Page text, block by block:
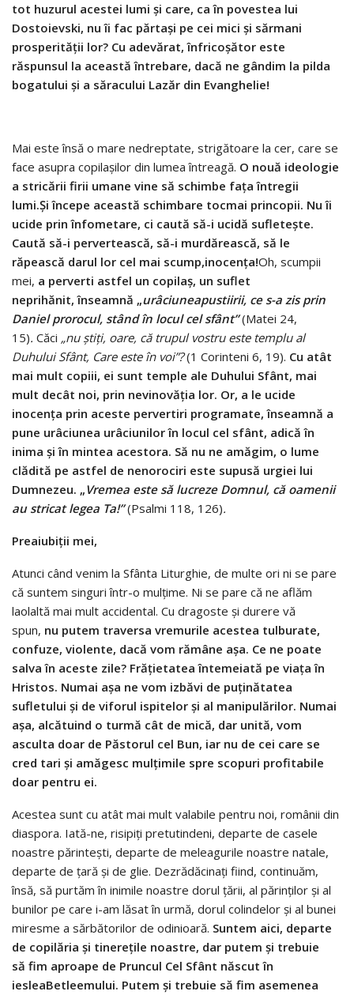
tot huzurul acestei lumi și care, ca în povestea lui
Dostoievski, nu îi fac părtași pe cei mici și sărmani
prosperității lor? Cu adevărat, înfricoșător este
răspunsul la această întrebare, dacă ne gândim la pilda
bogatului și a săracului Lazăr din Evanghelie!
Mai este însă o mare nedreptate, strigătoare la cer, care se
face asupra copilașilor din lumea întreagă. O nouă ideologie
a stricării firii umane vine să schimbe fațaîntregii
lumi.Șiîncepe această schimbare tocmai princopii. Nu îi
ucide prinînfometare, ci caută să-i ucidă sufletește.
Caută să-i pervertească, să-i murdărească, să le
răpească darul lor cel mai scump,inocența!Oh, scumpii
mei, a perverti astfel un copilaș, un suflet
neprihănit, înseamnă „urâciuneapustiirii, ce s-a zis prin
Daniel prorocul, stândîn locul cel sfânt”(Matei 24,
15). Căci „nuștiți, oare, că trupul vostru este templu al
Duhului Sfânt, Care este în voi”?(1 Corinteni 6, 19). Cu atât
mai mult copiii, ei sunt temple ale Duhului Sfânt, mai
mult decât noi, prin nevinovăția lor. Or, a le ucide
inocența prin aceste pervertiri programate, înseamnă a
pune urâciunea urâciunilor în locul cel sfânt, adică în
inima și în mintea acestora. Să nu ne amăgim, o lume
clădită pe astfel de nenorociri este supusă urgiei lui
Dumnezeu. „Vremea este să lucreze Domnul, că oamenii
au stricat legea Ta!”(Psalmi 118, 126).
Preaiubiții mei,
Atunci când venim la Sfânta Liturghie, de multe ori ni se pare
că suntem singuri într-o mulțime. Ni se pare că ne aflăm
laolaltă mai mult accidental. Cu dragoste și durere vă
spun, nu putem traversa vremurile acestea tulburate,
confuze, violente, dacă vom rămâne așa. Ce ne poate
salva în aceste zile? Frățietatea întemeiată pe viața în
Hristos. Numai așa ne vom izbăvi de puținătatea
sufletului și de viforul ispitelor și al manipulărilor. Numai
așa, alcătuind o turmă cât de mică, dar unită, vom
asculta doar de Păstorul cel Bun, iar nu de cei care se
cred tari și amăgesc mulțimile spre scopuri profitabile
doar pentru ei.
Acestea sunt cu atât mai mult valabile pentru noi, românii din
diaspora. Iată-ne, risipiți pretutindeni, departe de casele
noastre părintești, departe de meleagurile noastre natale,
departe de țară și de glie. Dezrădăcinați fiind, continuăm,
însă, să purtăm în inimile noastre dorul țării, al părinților și al
bunilor pe care i-am lăsat în urmă, dorul colindelor și al bunei
miresme a sărbătorilor de odinioară. Suntem aici, departe
de copilăria și tinerețile noastre, dar putem și trebuie
să fim aproape de Pruncul Cel Sfânt născutîn
iesleaBetleemului. Putem și trebuie să fim asemenea